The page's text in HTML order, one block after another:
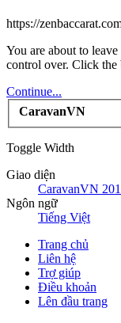
https://
You are about to
control over. Click the
Continue...
CaravanVN
Toggle Width
Giao diện
CaravanVN
Ngôn ngữ
Tiếng Việt
Trang chủ
Liên hệ
Trợ giúp
Điều khoản
Lên đầu trang